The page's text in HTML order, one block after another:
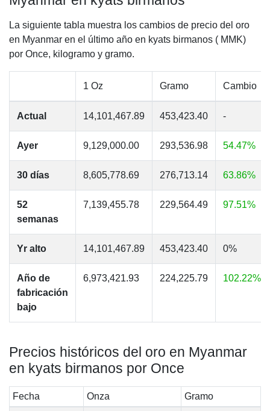
La siguiente tabla muestra los cambios de precio del oro
en Myanmar en el último año en kyats birmanos ( MMK)
por Once, kilogramo y gramo.
1 Oz Gramo Cambio
Actual 14,101,467.89 453,423.40 -
Ayer 9,129,000.00 293,536.98 54.47%
30 días 8,605,778.69 276,713.14 63.86%
52
semanas
7,139,455.78 229,564.49 97.51%
Yr alto 14,101,467.89 453,423.40 0%
Año de
fabricación
bajo
6,973,421.93 224,225.79 102.22%
Precios históricos del oro en Myanmar
en kyats birmanos por Once
Fecha Onza
Gramo